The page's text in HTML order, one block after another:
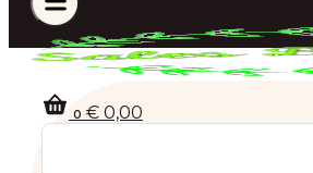
0 € 0,00